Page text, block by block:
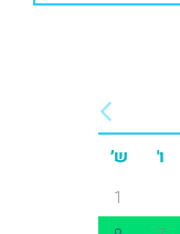
ו' ש׳
1